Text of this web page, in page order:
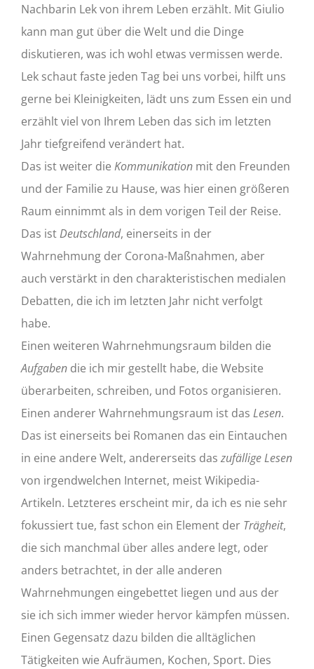
Nachbarin Lek von ihrem Leben erzählt. Mit Giulio
kann man gut über die Welt und die Dinge
diskutieren, was ich wohl etwas vermissen werde.
Lek schaut faste jeden Tag bei uns vorbei, hilft uns
gerne bei Kleinigkeiten, lädt uns zum Essen ein und
erzählt viel von Ihrem Leben das sich im letzten
Jahr tiefgreifend verändert hat.
Das ist weiter die Kommunikation mit den Freunden
und der Familie zu Hause, was hier einen größeren
Raum einnimmt als in dem vorigen Teil der Reise.
Das istDeutschland, einerseits in der
Wahrnehmung der Corona-Maßnahmen, aber
auch verstärkt in den charakteristischen medialen
Debatten, die ich im letzten Jahr nicht verfolgt
habe.
Einen weiteren Wahrnehmungsraum bilden die
Aufgaben die ich mir gestellt habe, die Website
überarbeiten, schreiben, und Fotos organisieren.
Einen anderer Wahrnehmungsraum ist das Lesen.
Das ist einerseits bei Romanen das ein Eintauchen
in eine andere Welt, andererseits das zufällige Lesen
von irgendwelchen Internet, meist Wikipedia-
Artikeln. Letzteres erscheint mir, da ich es nie sehr
fokussiert tue, fast schon ein Element der Trägheit,
die sich manchmal über alles andere legt, oder
anders betrachtet, in der alle anderen
Wahrnehmungen eingebettet liegen und aus der
sie ich sich immer wieder hervor kämpfen müssen.
Einen Gegensatz dazu bilden die alltäglichen
Tätigkeiten wie Aufräumen, Kochen, Sport. Dies